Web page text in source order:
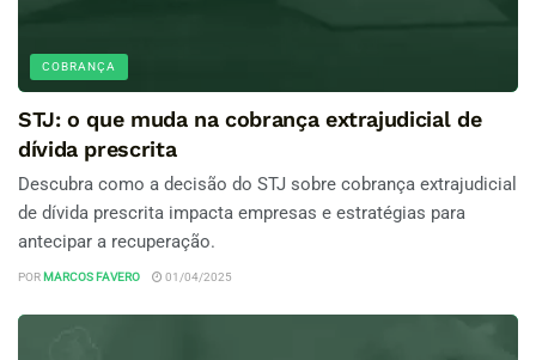
COBRANÇA
STJ: o que muda na cobrança extrajudicial de
dívida prescrita
Descubra como a decisão do STJ sobre cobrança extrajudicial
de dívida prescrita impacta empresas e estratégias para
antecipar a recuperação.
POR MARCOS FAVERO 01/04/2025